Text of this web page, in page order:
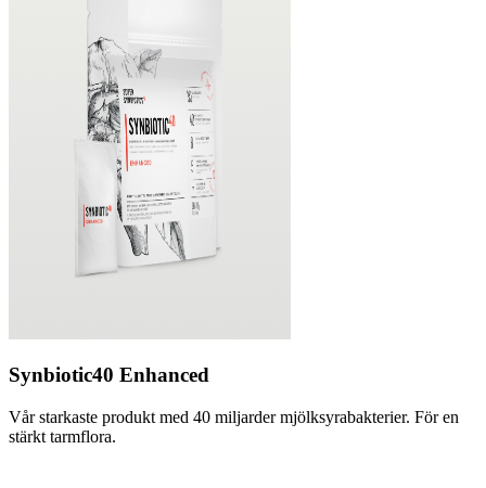
Synbiotic40 Enhanced
Vår starkaste produkt med 40 miljarder mjölksyrabakterier. För en
stärkt tarmflora.